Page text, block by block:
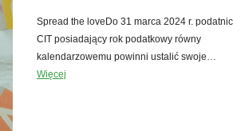
Spread the loveDo 31 marca 2024 r.
CIT posiadający rok podatkowy równy
kalendarzowemu powinni ustalić swoje…
Więcej